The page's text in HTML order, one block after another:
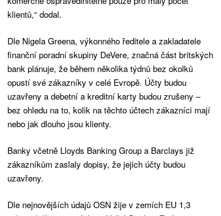
klientů,“ dodal.
Dle Nigela Greena, výkonného ředitele a zakladatele
finanční poradní skupiny DeVere, značná část britských
bank plánuje, že během několika týdnů bez okolků
opustí své zákazníky v celé Evropě. Účty budou
uzavřeny a debetní a kreditní karty budou zrušeny –
bez ohledu na to, kolik na těchto účtech zákazníci mají
nebo jak dlouho jsou klienty.
Banky včetně Lloyds Banking Group a Barclays již
zákazníkům zaslaly dopisy, že jejich účty budou
uzavřeny.
Dle nejnovějších údajů OSN žije v zemích EU 1,3